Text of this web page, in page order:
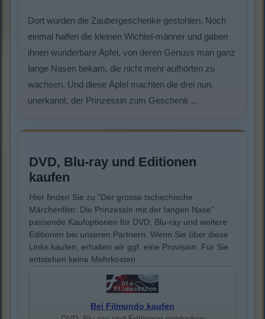
Dort wurden die Zaubergeschenke gestohlen. Noch
einmal halfen die kleinen Wichtel-männer und gaben
ihnen wunderbare Äpfel, von deren Genuss man ganz
lange Nasen bekam, die nicht mehr aufhörten zu
wachsen. Und diese Äpfel machten die drei nun,
unerkannt, der Prinzessin zum Geschenk ...
DVD, Blu-ray und Editionen
kaufen
Hier finden Sie zu "Der grosse tschechische
Märchenfilm: Die Prinzessin mit der langen Nase"
passende Kaufoptionen für DVD, Blu-ray und weitere
Editionen bei unseren Partnern. Wenn Sie über diese
Links kaufen, erhalten wir ggf. eine Provision. Für Sie
entstehen keine Mehrkosten.
Bei Filmundo kaufen